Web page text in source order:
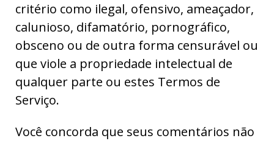
critério como ilegal, ofensivo, ameaçador,
calunioso, difamatório, pornográfico,
obsceno ou de outra forma censurável ou
que viole a propriedade intelectual de
qualquer parte ou estes Termos de
Serviço.
Você concorda que seus comentários não